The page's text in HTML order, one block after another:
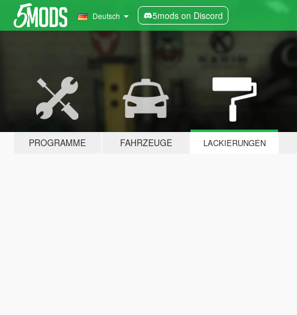
Deutsch 5mods on Discord
PROGRAMME FAHRZEUGE LACKIERUNGEN